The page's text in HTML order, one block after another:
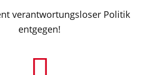
verantwortungsloser Politik
entgegen!